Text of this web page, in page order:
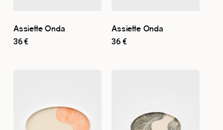
Assiette Onda
36€
Assiette Onda
36 €